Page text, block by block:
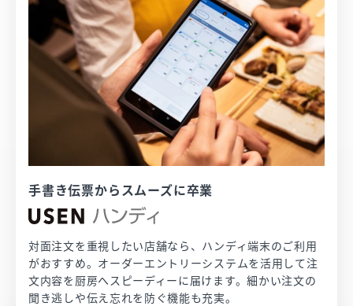
手書き伝票からスムーズに卒業
対面注文を重視したい店舗なら、ハンディ端末のご利用
がおすすめ。オーダーエントリーシステムを活用して注
文内容を厨房へスピーディーに届けます。細かい注文の
聞き逃しや伝え忘れを防ぐ機能も充実。